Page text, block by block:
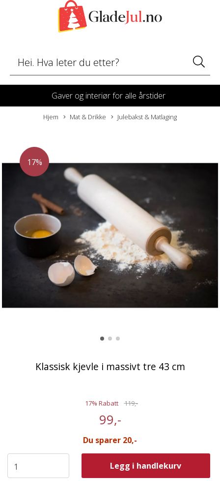
Gaver og interiør for alle årstider
Hjem Mat & Drikke Julebakst & Matlaging
17%
Klassisk kjevle i massivt tre 43 cm
17% Rabatt 119,-
99,-
Du sparer 20,-
Legg i handlekurv